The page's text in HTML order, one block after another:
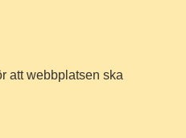
att webbplatsen ska